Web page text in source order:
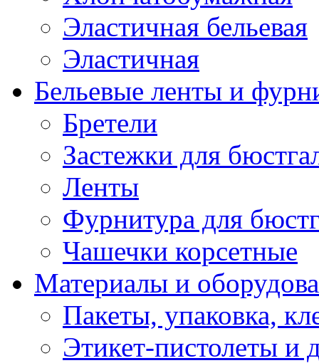
Эластичная бельевая
Эластичная
Бельевые ленты и
Бретели
Застежки для
Ленты
Фурнитура для
Чашечки корсетные
Материалы и
Пакеты, упаковка,
Этикет-пистолеты и